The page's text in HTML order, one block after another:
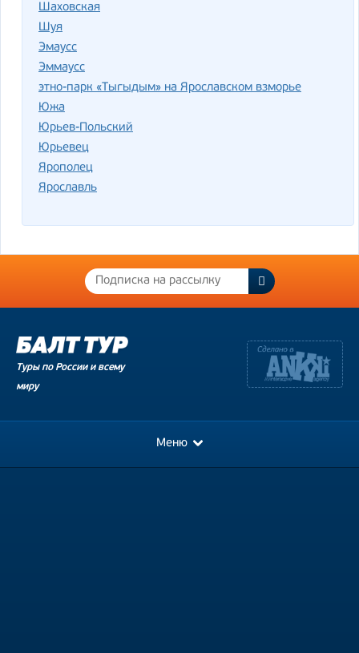
Шаховская
Шуя
Эмаусс
Эммаусс
этно-парк «Тыгыдым» на Ярославском взморье
Южа
Юрьев-Польский
Юрьевец
Ярополец
Ярославль
Туры по России и всему
миру
Меню